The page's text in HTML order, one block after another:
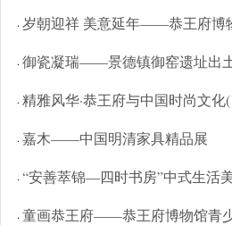
· 岁朝迎祥 美意延年——恭王府博
· 御瓷凝瑞——景德镇御窑遗址出
· 精雅风华·恭王府与中国时尚文化
· 嘉木——中国明清家具精品展
· “安善萃锦—四时书房”中式生活
· 童画恭王府——恭王府博物馆青